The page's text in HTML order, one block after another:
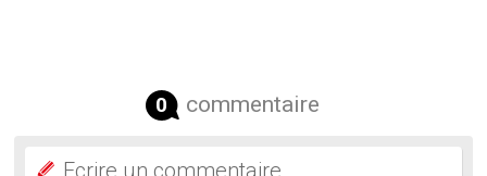
0 commentaire
Ecrire un commentaire